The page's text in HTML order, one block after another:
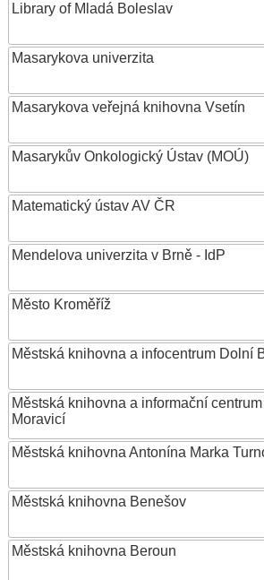
Library of Mladá Boleslav
Masarykova univerzita
Masarykova veřejná knihovna Vsetín
Masarykův Onkologický Ústav (MOÚ)
Matematický ústav AV ČR
Mendelova univerzita v Brně - IdP
Město Kroměříž
Městská knihovna a infocentrum Dolní
Městská knihovna a informační
Moravicí
Městská knihovna Antonína Marka
Městská knihovna Benešov
Městská knihovna Beroun